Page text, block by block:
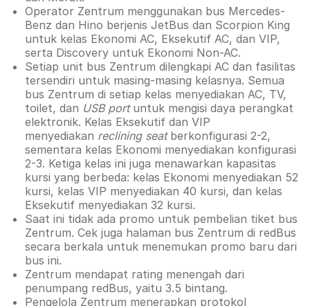
Operator Zentrum menggunakan bus Mercedes-
Benz dan Hino berjenis JetBus dan Scorpion King
untuk kelas Ekonomi AC, Eksekutif AC, dan VIP,
serta Discovery untuk Ekonomi Non-AC.
Setiap unit bus Zentrum dilengkapi AC dan fasilitas
tersendiri untuk masing-masing kelasnya. Semua
bus Zentrum di setiap kelas menyediakan AC, TV,
toilet, dan USB portuntuk mengisi daya perangkat
elektronik. Kelas Eksekutif dan VIP
menyediakan reclining seatberkonfigurasi 2-2,
sementara kelas Ekonomi menyediakan konfigurasi
2-3. Ketiga kelas ini juga menawarkan kapasitas
kursi yang berbeda: kelas Ekonomi menyediakan 52
kursi, kelas VIP menyediakan 40 kursi, dan kelas
Eksekutif menyediakan 32 kursi.
Saat ini tidak ada promo untuk pembelian tiket bus
Zentrum. Cek juga halaman bus Zentrum di redBus
secara berkala untuk menemukan promo baru dari
bus ini.
Zentrum mendapat rating menengah dari
penumpang redBus, yaitu 3.5 bintang.
Pengelola Zentrum menerapkan protokol